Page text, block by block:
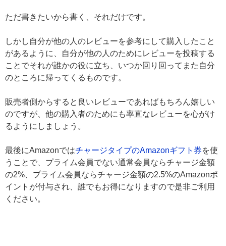
ただ書きたいから書く、それだけです。
しかし自分が他の人のレビューを参考にして購入したこと
があるように、自分が他の人のためにレビューを投稿する
ことでそれが誰かの役に立ち、いつか回り回ってまた自分
のところに帰ってくるものです。
販売者側からすると良いレビューであればもちろん嬉しい
のですが、他の購入者のためにも率直なレビューを心がけ
るようにしましょう。
最後にAmazonではチャージタイプのAmazonギフト券を使
うことで、プライム会員でない通常会員ならチャージ金額
の2%、プライム会員ならチャージ金額の2.5%のAmazonポ
イントが付与され、誰でもお得になりますので是非ご利用
ください。